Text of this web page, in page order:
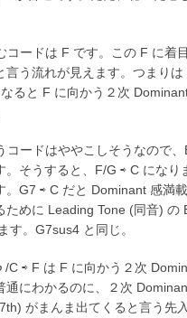
ードは F です。この F に着
言う流れが見えます。つまりは
ると F に向かう２次
ードはややこしそうなので
。そうすると、F/G ⇨ C になり
。G7 ⇨ C だと Dominant 感満
ために Leading Tone (同音) の
す。G7sus4 と同じ。
C ⇨ F は F に向かう２次
通にわかるのに、２次
がまんま出てくると言う先